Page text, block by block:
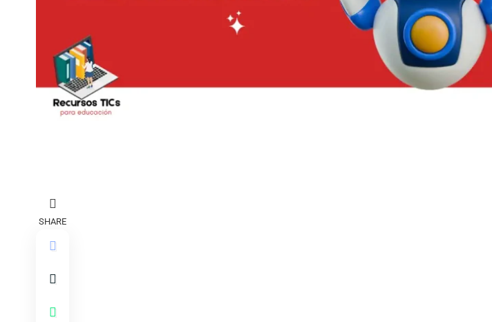
SHARE